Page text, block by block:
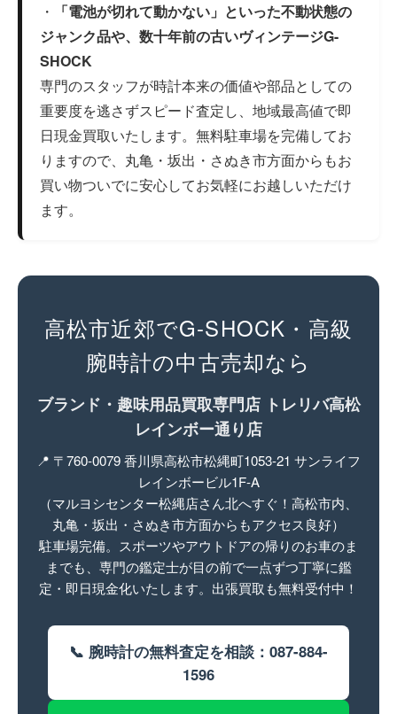
・
「電池が切れて動かない」といった不動状態の
ジャンク品や、数十年前の古いヴィンテージG-
SHOCK
専門のスタッフが時計本来の価値や部品としての
重要度を逃さずスピード査定し、地域最高値で即
日現金買取いたします。無料駐車場を完備してお
りますので、丸亀・坂出・さぬき市方面からもお
買い物ついでに安心してお気軽にお越しいただけ
ます。
高松市近郊でG-SHOCK・高級
腕時計の中古売却なら
ブランド・趣味用品買取専門店 トレリバ高松
レインボー通り店
📍 〒760-0079 香川県高松市松縄町1053-21 サンライフ
レインボービル1F-A
（マルヨシセンター松縄店さん北へすぐ！高松市内、
丸亀・坂出・さぬき市方面からもアクセス良好）
駐車場完備。スポーツやアウトドアの帰りのお車のま
までも、専門の鑑定士が目の前で一点ずつ丁寧に鑑
定・即日現金化いたします。出張買取も無料受付中！
📞 腕時計の無料査定を相談：087-884-
1596